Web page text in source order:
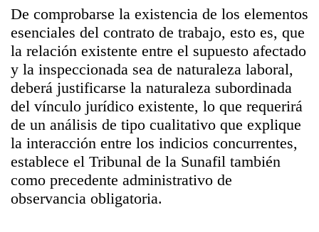
De comprobarse la existencia de los elementos
esenciales del contrato de trabajo, esto es, que
la relación existente entre el supuesto afectado
y la inspeccionada sea de naturaleza laboral,
deberá justificarse la naturaleza subordinada
del vínculo jurídico existente, lo que requerirá
de un análisis de tipo cualitativo que explique
la interacción entre los indicios concurrentes,
establece el Tribunal de la Sunafil también
como precedente administrativo de
observancia obligatoria.